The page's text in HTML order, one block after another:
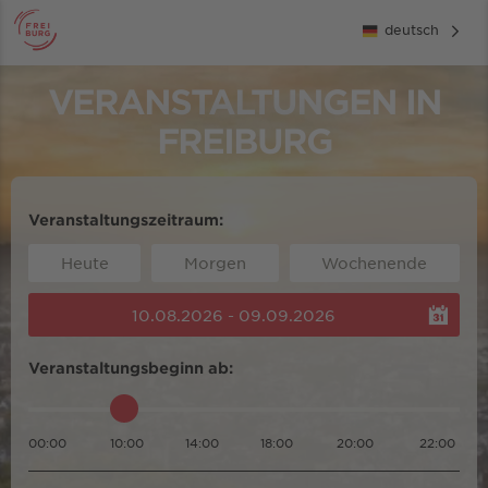
deutsch
VERANSTALTUNGEN IN
FREIBURG
Veranstaltungszeitraum:
Heute Morgen Wochenende
10.08.2026 - 09.09.2026
Veranstaltungsbeginn ab:
00:00 10:00 14:00 18:00 20:00 22:00